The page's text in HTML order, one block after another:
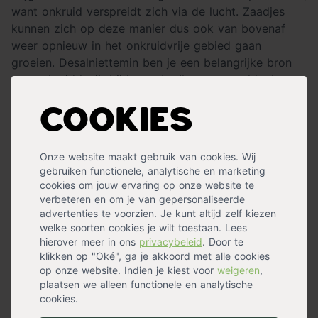
Cookies
Onze website maakt gebruik van cookies. Wij
gebruiken functionele, analytische en marketing
cookies om jouw ervaring op onze website te
verbeteren en om je van gepersonaliseerde
advertenties te voorzien. Je kunt altijd zelf kiezen
welke soorten cookies je wilt toestaan. Lees
hierover meer in ons privacybeleid. Door te
klikken op "Oké", ga je akkoord met alle cookies
op onze website. Indien je kiest voor weigeren,
plaatsen we alleen functionele en analytische
cookies.
want onkruid verspreidt zich via de lucht. Zaadjes
kunnen zich op deze manier dus ook van bovenaf
weer opnieuw in het onkruidvrije gebied gaan
groeien. Desalniettemin ben je een belangrijke bron
van onkruid kwijt bij het gebruik van worteldoek en
wieden en bijhouden.
onder verschillende soortenbodembedekking
grind en split.
Een wortelbegrenzer plaatsen doe je zo
Het plaatsen van eenwortelbegrenzer is een lastig
klusje, waar je op termijn veel profijt van hebt. Hoe je
deze klus klaart leggen wij hieronder stap voor stap
voor je uit.
Bepaal waar je de planten wilt plaatsen die je